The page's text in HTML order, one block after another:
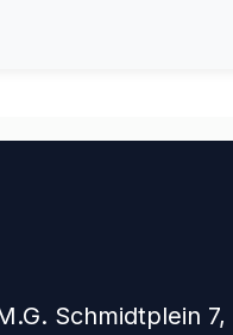
Schmidtplein